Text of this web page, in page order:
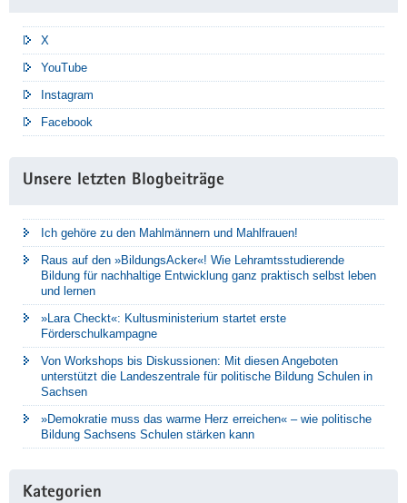
X
YouTube
Instagram
Facebook
Unsere letzten Blogbeiträge
Ich gehöre zu den Mahlmännern und Mahlfrauen!
Raus auf den »BildungsAcker«! Wie Lehramtsstudierende
Bildung für nachhaltige Entwicklung ganz praktisch selbst leben
und lernen
»Lara Checkt«: Kultusministerium startet erste
Förderschulkampagne
Von Workshops bis Diskussionen: Mit diesen Angeboten
unterstützt die Landeszentrale für politische Bildung Schulen in
Sachsen
»Demokratie muss das warme Herz erreichen« – wie politische
Bildung Sachsens Schulen stärken kann
Kategorien